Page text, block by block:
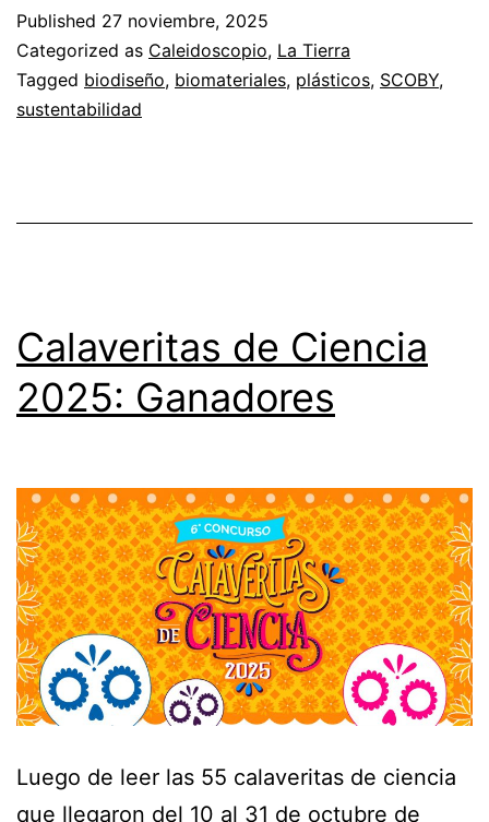
Published 27 noviembre, 2025
Categorized as Caleidoscopio, La Tierra
Tagged biodiseño, biomateriales, plásticos, SCOBY,
sustentabilidad
Calaveritas de Ciencia
2025: Ganadores
Luego de leer las 55 calaveritas de ciencia
que llegaron del 10 al 31 de octubre de